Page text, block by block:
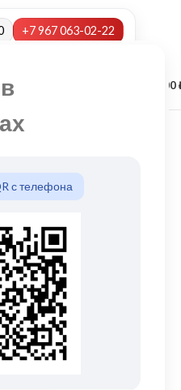
с телефона
+7 967 063-02-22
0,00
Угол желоба